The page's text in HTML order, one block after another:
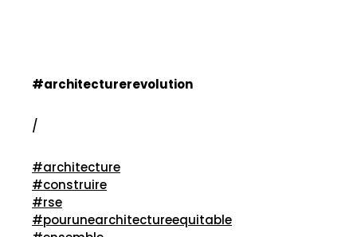
#architecturerevolution
/
#architecture
#construire
#rse
#pourunearchitectureequitable